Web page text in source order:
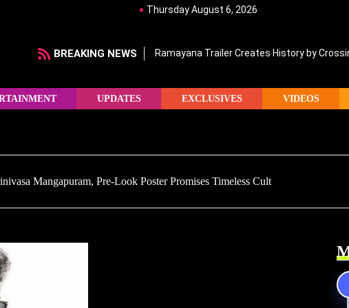
Thursday August 6, 2026
BREAKING NEWS Ramayana Trailer Creates History by
UPDATES EXCLUSIVES VIDEOS
Mangapuram, Pre-Look Poster Promises Timeless Cult